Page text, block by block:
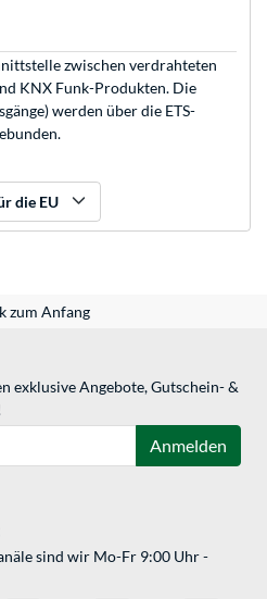
zwischen verdrahteten
KNX Funk-Produkten. Die
werden über die ETS-
die EU
zum Anfang
exklusive Angebote, Gutschein- &
Anmelden
sind wir Mo-Fr 9:00 Uhr -